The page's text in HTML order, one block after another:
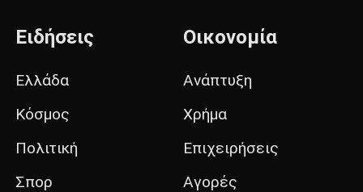
Ειδήσεις
Ελλάδα
Κόσμος
Πολιτική
Σπορ
Οικονομία
Ανάπτυξη
Χρήμα
Επιχειρήσεις
Αγορές